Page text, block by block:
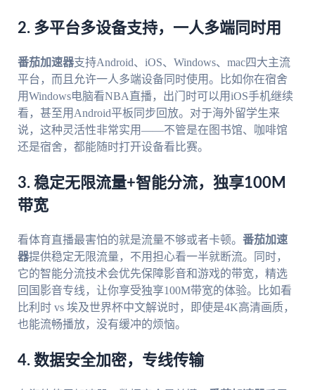
2. 多平台多设备支持，一人多端同时用
番茄加速器支持Android、iOS、Windows、mac四大主流
平台，而且允许一人多端设备同时使用。比如你在宿舍
用Windows电脑看NBA直播，出门时可以用iOS手机继续
看，甚至用Android平板同步回放。对于海外留学生来
说，这种灵活性非常实用——不管是在图书馆、咖啡馆
还是宿舍，都能随时打开设备看比赛。
3. 稳定无限流量+智能分流，独享100M
带宽
看体育直播最害怕的就是流量不够或者卡顿。 番茄加速
器提供稳定无限流量，不用担心看一半就断流。同时，
它的智能分流技术会优先保障影音和游戏的带宽，精选
回国影音专线，让你享受独享100M带宽的体验。比如看
比利时 vs 埃及世界杯中文解说时，即使是4K高清画质，
也能流畅播放，没有缓冲的烦恼。
4. 数据安全加密，专线传输